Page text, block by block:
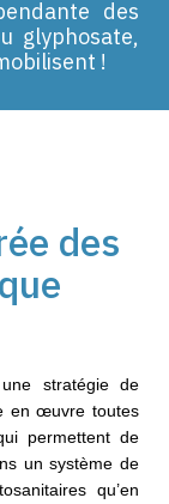
des
glyphosate,
!
des
stratégie de
en œuvre toutes
permettent de
un système de
qu’en